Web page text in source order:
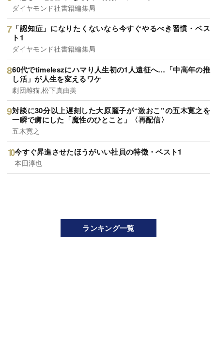
ダイヤモンド社書籍編集局
「認知症」になりたくないなら今すぐやるべき習慣・ベス
ト1
ダイヤモンド社書籍編集局
60代でtimeleszにハマり人生初の1人遠征へ…「中高年の推
し活」が人生を変えるワケ
劇団雌猫,松下真由美
対談に30分以上遅刻した大原麗子が“激おこ”の五木寛之を
一瞬で虜にした「魔性のひとこと」〈再配信〉
五木寛之
今すぐ昇進させたほうがいい社員の特徴・ベスト1
本田淳也
ランキング一覧